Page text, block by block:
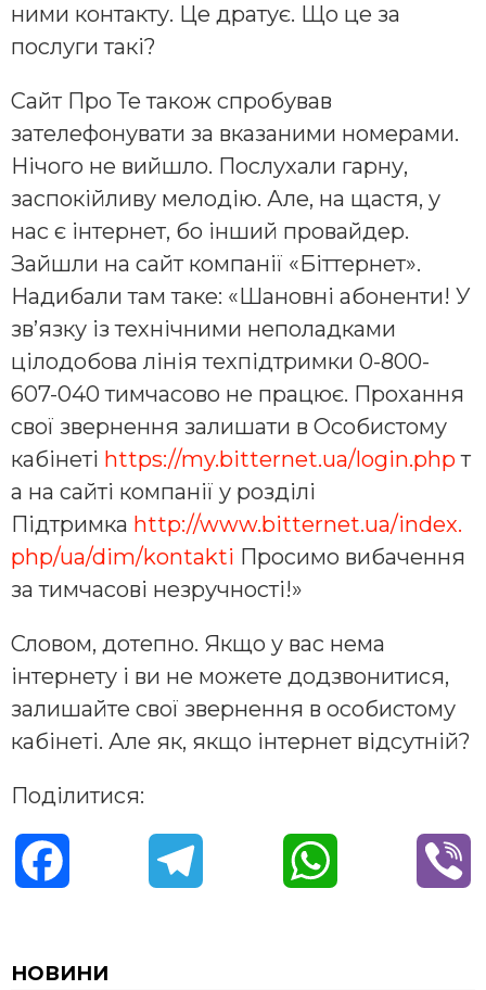
ними контакту. Це дратує. Що це за
послуги такі?
Сайт Про Те також спробував
зателефонувати за вказаними номерами.
Нічого не вийшло. Послухали гарну,
заспокійливу мелодію. Але, на щастя, у
нас є інтернет, бо інший провайдер.
Зайшли на сайт компанії «Біттернет».
Надибали там таке: «Шановні абоненти! У
зв’язку із технічними неполадками
цілодобова лінія техпідтримки 0-800-
607-040 тимчасово не працює. Прохання
свої звернення залишати в Особистому
кабінеті https://my.bitternet.ua/login.phpт
а на сайті компанії у розділі
Підтримка http://www.bitternet.ua/index.
php/ua/dim/kontakti Просимо вибачення
за тимчасові незручності!»
Словом, дотепно. Якщо у вас нема
інтернету і ви не можете додзвонитися,
залишайте свої звернення в особистому
кабінеті. Але як, якщо інтернет відсутній?
Поділитися:
c
НОВИНИ